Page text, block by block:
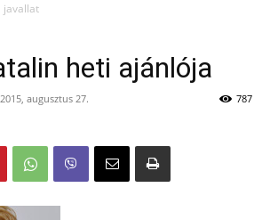
javallat
heti ajánlója
2015, augusztus 27. 787